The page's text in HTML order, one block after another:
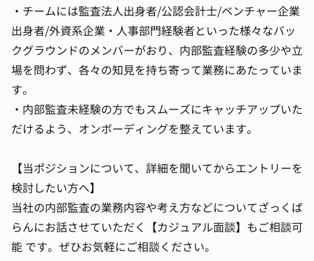
・チームには監査法人出身者/公認会計士/ベンチャー企業
出身者/外資系企業・人事部門経験者といった様々なバッ
クグラウンドのメンバーがおり、内部監査経験の多少や立
場を問わず、各々の知見を持ち寄って業務にあたっていま
す。
・内部監査未経験の方でもスムーズにキャッチアップいた
だけるよう、オンボーディングを整えています。
【当ポジションについて、詳細を聞いてからエントリーを
検討したい方へ】
当社の内部監査の業務内容や考え方などについてざっくば
らんにお話させていただく【カジュアル面談】もご相談可
能 です。ぜひお気軽にご相談ください。